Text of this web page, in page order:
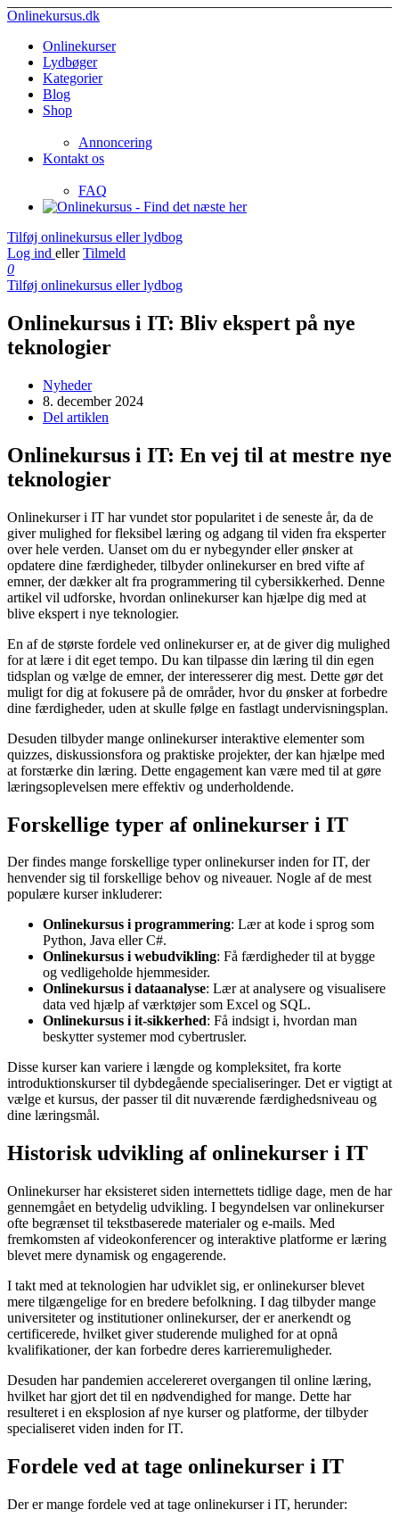
Onlinekursus.dk
Onlinekurser
Lydbøger
Kategorier
Blog
Shop
Annoncering
Kontakt os
FAQ
Tilføj onlinekursus eller lydbog
Log ind eller Tilmeld
0
Tilføj onlinekursus eller lydbog
Onlinekursus i IT: Bliv ekspert på nye
teknologier
Nyheder
8. december 2024
Del artiklen
Onlinekursus i IT: En vej til at mestre nye
teknologier
Onlinekurser i IT har vundet stor popularitet i de seneste år, da de
giver mulighed for fleksibel læring og adgang til viden fra eksperter
over hele verden. Uanset om du er nybegynder eller ønsker at
opdatere dine færdigheder, tilbyder onlinekurser en bred vifte af
emner, der dækker alt fra programmering til cybersikkerhed. Denne
artikel vil udforske, hvordan onlinekurser kan hjælpe dig med at
blive ekspert i nye teknologier.
En af de største fordele ved onlinekurser er, at de giver dig mulighed
for at lære i dit eget tempo. Du kan tilpasse din læring til din egen
tidsplan og vælge de emner, der interesserer dig mest. Dette gør det
muligt for dig at fokusere på de områder, hvor du ønsker at forbedre
dine færdigheder, uden at skulle følge en fastlagt undervisningsplan.
Desuden tilbyder mange onlinekurser interaktive elementer som
quizzes, diskussionsfora og praktiske projekter, der kan hjælpe med
at forstærke din læring. Dette engagement kan være med til at gøre
læringsoplevelsen mere effektiv og underholdende.
Forskellige typer af onlinekurser i IT
Der findes mange forskellige typer onlinekurser inden for IT, der
henvender sig til forskellige behov og niveauer. Nogle af de mest
populære kurser inkluderer:
Onlinekursus i programmering: Lær at kode i sprog som
Python, Java eller C#.
Onlinekursus i webudvikling: Få færdigheder til at bygge
og vedligeholde hjemmesider.
Onlinekursus i dataanalyse: Lær at analysere og visualisere
data ved hjælp af værktøjer som Excel og SQL.
Onlinekursus i it-sikkerhed: Få indsigt i, hvordan man
beskytter systemer mod cybertrusler.
Disse kurser kan variere i længde og kompleksitet, fra korte
introduktionskurser til dybdegående specialiseringer. Det er vigtigt at
vælge et kursus, der passer til dit nuværende færdighedsniveau og
dine læringsmål.
Historisk udvikling af onlinekurser i IT
Onlinekurser har eksisteret siden internettets tidlige dage, men de har
gennemgået en betydelig udvikling. I begyndelsen var onlinekurser
ofte begrænset til tekstbaserede materialer og e-mails. Med
fremkomsten af videokonferencer og interaktive platforme er læring
blevet mere dynamisk og engagerende.
I takt med at teknologien har udviklet sig, er onlinekurser blevet
mere tilgængelige for en bredere befolkning. I dag tilbyder mange
universiteter og institutioner onlinekurser, der er anerkendt og
certificerede, hvilket giver studerende mulighed for at opnå
kvalifikationer, der kan forbedre deres karrieremuligheder.
Desuden har pandemien accelereret overgangen til online læring,
hvilket har gjort det til en nødvendighed for mange. Dette har
resulteret i en eksplosion af nye kurser og platforme, der tilbyder
specialiseret viden inden for IT.
Fordele ved at tage onlinekurser i IT
Der er mange fordele ved at tage onlinekurser i IT, herunder: